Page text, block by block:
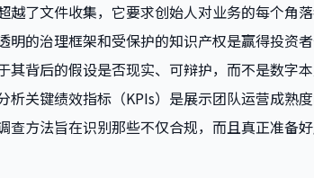
越了文件收集，它要求创始人对业务的每个角
明的治理框架和受保护的知识产权是赢得投资者
其背后的假设是否现实、可辩护，而不是数字本
析关键绩效指标（KPIs）是展示团队运营成熟度
查方法旨在识别那些不仅合规，而且真正准备